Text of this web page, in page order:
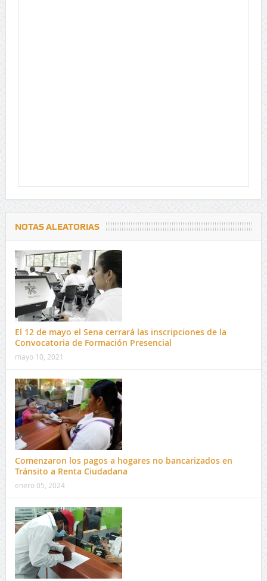
NOTAS ALEATORIAS
El 12 de mayo el Sena cerrará las inscripciones de la
Convocatoria de Formación Presencial
mayo 10, 2021
Comenzaron los pagos a hogares no bancarizados en
Tránsito a Renta Ciudadana
enero 05, 2024